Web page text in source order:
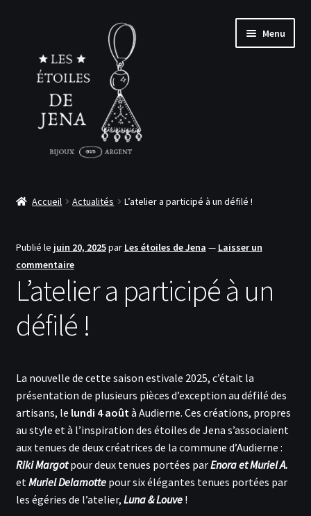
navigation
contenu
Menu
Le sur-mesure
menu
enfant
À propos
Ouvrir
Actualités
L’atelier participe à un défilé !
Contact
Inscription
Accueil Actualités L’atelier a participé à un défilé !
Publié le juin 20, 2025par Les étoiles de Jena — Laisser un
commentaire
L’atelier a participé à un
défilé !
La nouvelle de cette saison estivale 2025, c’était la
présentation de plusieurs pièces d’exception au défilé des
artisans, le lundi 4 aoûtà Audierne. Ces créations, propres
au style et à l’inspiration des étoiles de Jena s’associaient
aux tenues de deux créatrices de la commune d’Audierne :
Riki Margotpour deux tenues portées parEnora et Muriel A.
etMuriel Delamottepour six élégantes tenues portées par
les égéries de l’atelier, Luna & Louve!